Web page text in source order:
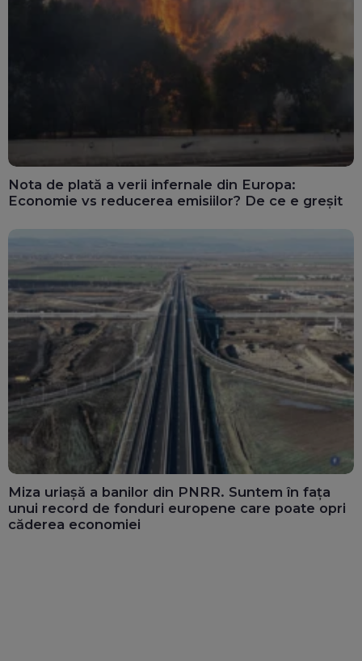
Nota de plată a verii infernale din Europa:
Economie vs reducerea emisiilor? De ce e greșit
Miza uriașă a banilor din PNRR. Suntem în fața
unui record de fonduri europene care poate opri
căderea economiei